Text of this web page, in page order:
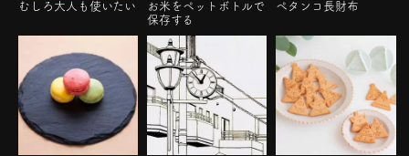
むしろ大人も使いたい
お米をペットボトルで
保存する
ペタンコ長財布